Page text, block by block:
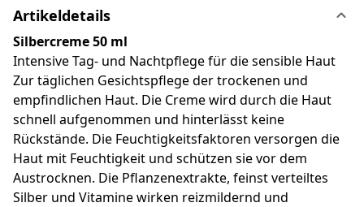
Artikeldetails
Silbercreme 50 ml
Intensive Tag- und Nachtpflege für die sensible Haut
Zur täglichen Gesichtspflege der trockenen und
empfindlichen Haut. Die Creme wird durch die Haut
schnell aufgenommen und hinterlässt keine
Rückstände. Die Feuchtigkeitsfaktoren versorgen die
Haut mit Feuchtigkeit und schützen sie vor dem
Austrocknen. Die Pflanzenextrakte, feinst verteiltes
Silber und Vitamine wirken reizmildernd und